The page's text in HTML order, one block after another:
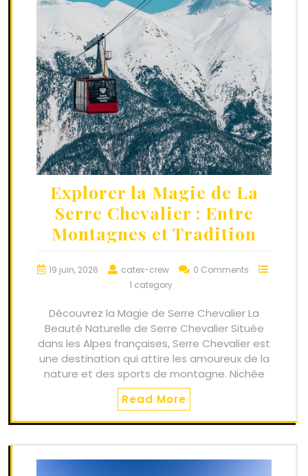
Explorer la Magie de La
Serre Chevalier : Entre
Montagnes et Tradition
19 juin, 2026 catex-crew
0 Comments
1 category
Découvrez la Magie de Serre Chevalier La
Beauté Naturelle de Serre Chevalier Située
dans les Alpes françaises, Serre Chevalier est
une destination qui attire les amoureux de la
nature et des sports de montagne. Nichée
Read More